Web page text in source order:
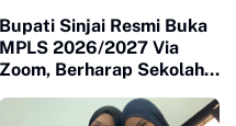
Bupati Sinjai Resmi Buka
MPLS 2026/2027 Via
Zoom, Berharap Sekolah